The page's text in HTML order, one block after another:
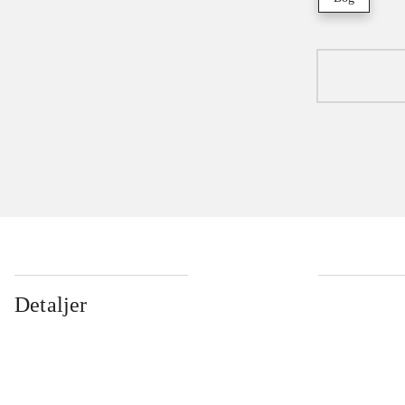
Detaljer